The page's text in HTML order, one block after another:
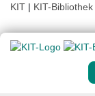
KIT | KIT-Bibliothek